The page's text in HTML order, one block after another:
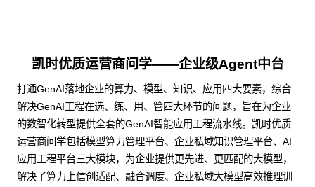
凯时优质运营商问学——企业级Agent中台
打通GenAI落地企业的算力、模型、知识、应用四大要素，综合
解决GenAI工程在选、练、用、管四大环节的问题，旨在为企业
的数智化转型提供全套的GenAI智能应用工程流水线。凯时优质
运营商问学包括模型算力管理平台、企业私域知识管理平台、AI
应用工程平台三大模块，为企业提供更先进、更匹配的大模型，
解决了算力上信创适配、融合调度、企业私域大模型高效推理训